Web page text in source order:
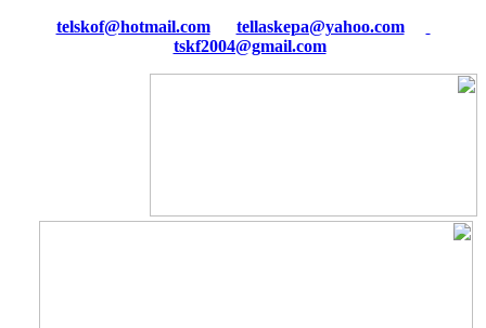
tellaskepa@yahoo.com
tskf2004@gmail.com